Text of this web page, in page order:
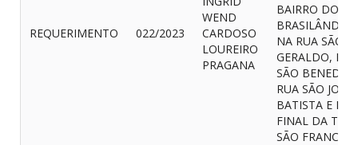
REQUERIMENTO 022/2023
WEND
CARDOSO
LOUREIRO
PRAGANA
BAIRRO DO
BRASILÂNDIA,
NA RUA SÃO
GERALDO, RUA
SÃO
RUA SÃO JOÃO
BATISTA E NO
FINAL DA
SÃO